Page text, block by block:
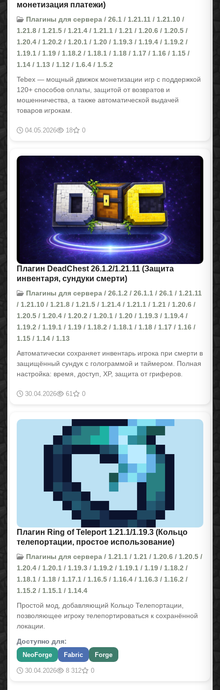
монетизация платежи)
Плагины для сервера / 26.1 / 1.21.11 / 1.21.10 /
1.21.8 / 1.21.5 / 1.21.4 / 1.21.1 / 1.21 / 1.20.6 / 1.20.5 /
1.20.4 / 1.20.2 / 1.20.1 / 1.20 / 1.19.3 / 1.19.4 / 1.19.2 /
1.19.1 / 1.19 / 1.18.2 / 1.18.1 / 1.18 / 1.17 / 1.16 / 1.15 /
1.14 / 1.13 / 1.12 / 1.6.4 / 1.5.2
Tebex — мощный движок монетизации игр с поддержкой
120+ способов оплаты, защитой от возвратов и
мошенничества, а также автоматической выдачей
товаров игрокам.
04.05.2026 18 0
Плагин DeadChest 26.1.2/1.21.11 (Защита
инвентаря, сундуки смерти)
Плагины для сервера / 26.1.2 / 26.1.1 / 26.1 / 1.21.11
/ 1.21.10 / 1.21.8 / 1.21.5 / 1.21.4 / 1.21.1 / 1.21 / 1.20.6 /
1.20.5 / 1.20.4 / 1.20.2 / 1.20.1 / 1.20 / 1.19.3 / 1.19.4 /
1.19.2 / 1.19.1 / 1.19 / 1.18.2 / 1.18.1 / 1.18 / 1.17 / 1.16 /
1.15 / 1.14 / 1.13
Автоматически сохраняет инвентарь игрока при смерти в
защищённый сундук с голограммой и таймером. Полная
настройка: время, доступ, XP, защита от гриферов.
30.04.2026 61 0
Плагин Ring of Teleport 1.21.1/1.19.3 (Кольцо
телепортации, простое использование)
Плагины для сервера / 1.21.1 / 1.21 / 1.20.6 / 1.20.5 /
1.20.4 / 1.20.1 / 1.19.3 / 1.19.2 / 1.19.1 / 1.19 / 1.18.2 /
1.18.1 / 1.18 / 1.17.1 / 1.16.5 / 1.16.4 / 1.16.3 / 1.16.2 /
1.15.2 / 1.15.1 / 1.14.4
Простой мод, добавляющий Кольцо Телепортации,
позволяющее игроку телепортироваться к сохранённой
локации.
Доступно для:
NeoForge Fabric Forge
30.04.2026 8 312 0